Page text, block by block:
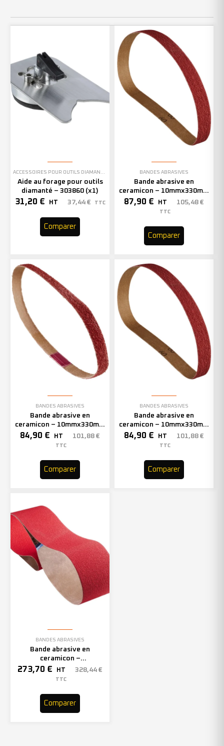
ACCESSOIRES POUR OUTILS DIAMANTÉS
Aide au forage pour outils
diamanté – 303860 (x1)
31,20 € HT 37,44 € TTC
Comparer
BANDES ABRASIVES
Bande abrasive en
ceramicon – 10mmx330mm
– Grain 40 – 333001 (x50)
87,90 € HT 105,48 €
TTC
Comparer
BANDES ABRASIVES
Bande abrasive en
ceramicon – 10mmx330mm
– Grain 60 – 333002 (x50)
84,90 € HT 101,88 €
TTC
Comparer
BANDES ABRASIVES
Bande abrasive en
ceramicon – 10mmx330mm
– Grain 80 – 333003 (x50)
84,90 € HT 101,88 €
TTC
Comparer
BANDES ABRASIVES
Bande abrasive en
ceramicon –
150mmx2000mm – Grain 40
– 305969 (x10)
273,70 € HT 328,44 €
TTC
Comparer